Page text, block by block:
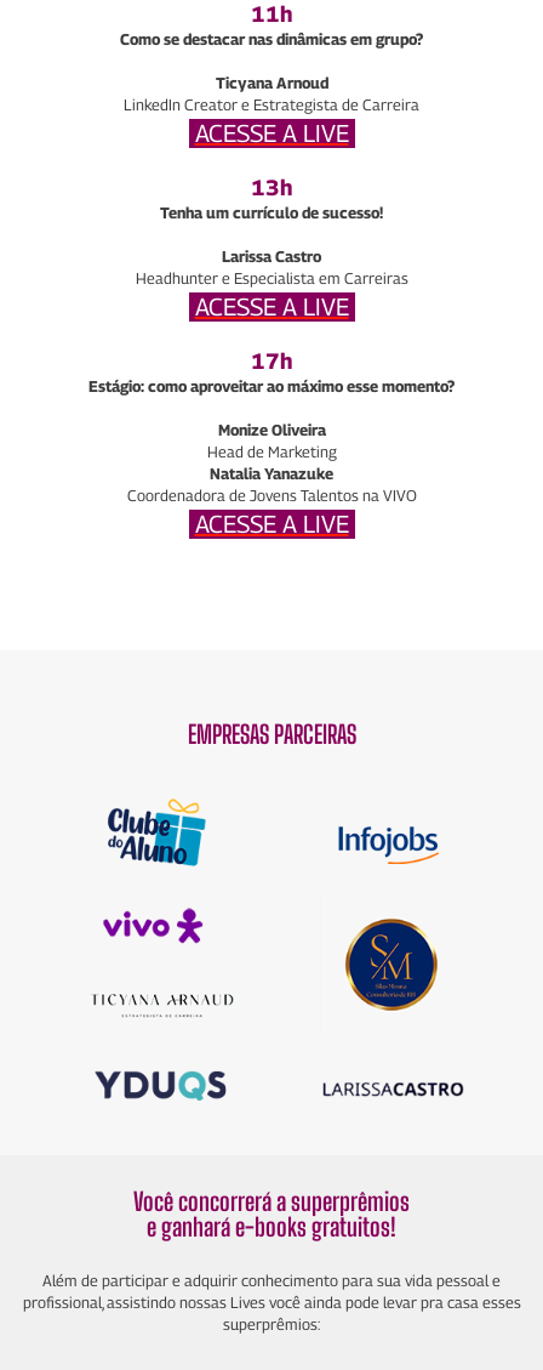
11h
Como se destacar nas dinâmicas em grupo?
Ticyana Arnoud
LinkedIn Creator e Estrategista de Carreira
ACESSE A LIVE
13h
Tenha um currículo de sucesso!
Larissa Castro
Headhunter e Especialista em Carreiras
ACESSE A LIVE
17h
Estágio: como aproveitar ao máximo esse momento?
Monize Oliveira
Head de Marketing
Natalia Yanazuke
Coordenadora de Jovens Talentos na VIVO
ACESSE A LIVE
EMPRESAS PARCEIRAS
Você concorrerá a superprêmios
e ganhará e-booksgratuitos!
Além de participar e adquirir conhecimento para sua vida pessoal e
profissional, assistindo nossas Lives você ainda pode levar pra casa esses
superprêmios: